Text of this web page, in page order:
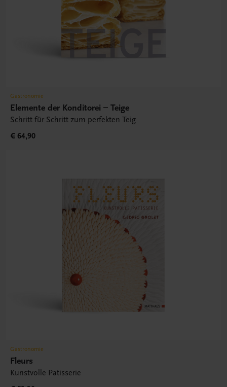
Gastronomie
Elemente der Konditorei – Teige
Schritt für Schritt zum perfekten Teig
€ 64,90
Gastronomie
Fleurs
Kunstvolle Patisserie